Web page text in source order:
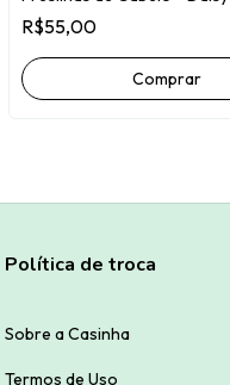
R$55,00
Política de troca
Sobre a Casinha
Termos de Uso